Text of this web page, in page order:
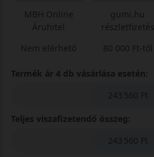
MBH Online
Áruhitel
Nem elérhető
gumi.hu
részletfizetés
80 000 Ft-tól
Termék ár 4 db vásárlása esetén:
243 560 Ft
Teljes viszafizetendő összeg:
243 560 Ft